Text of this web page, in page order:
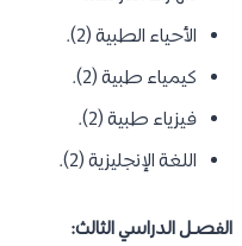
الأحياء الطبية (2).
كيمياء طبية (2).
فيزياء طبية (2).
اللغة الإنجليزية (2).
الفصـل الدراسي الثالث: